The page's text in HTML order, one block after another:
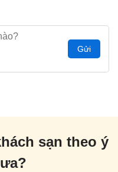
Gửi
sạn theo ý